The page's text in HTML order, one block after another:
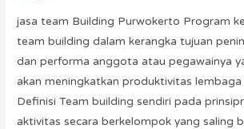
jasa team Building Purwokerto Program
team building dalam kerangka tujuan
dan performa anggota atau pegawainya
akan meningkatkan produktivitas lembaga
Definisi Team building sendiri pada
aktivitas secara berkelompok yang saling